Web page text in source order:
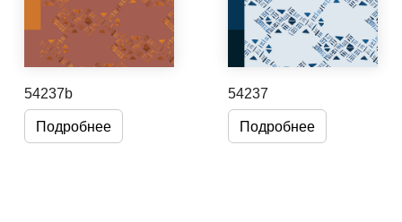
54237b
Подробнее
54237
Подробнее